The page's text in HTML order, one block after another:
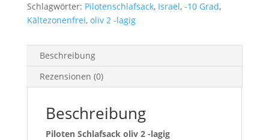
Schlagwörter: Pilotenschlafsack, Israel, -10 Grad,
Kältezonenfrei, oliv 2 -lagig
Beschreibung
Rezensionen (0)
Beschreibung
Piloten Schlafsack oliv 2 -lagig